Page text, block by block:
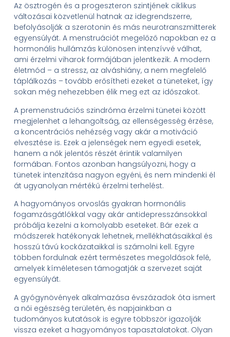
Az ösztrogén és a progeszteron szintjének ciklikus
változásai közvetlenül hatnak az idegrendszerre,
befolyásolják a szerotonin és más neurotranszmitterek
egyensúlyát. A menstruációt megelőző napokban ez a
hormonális hullámzás különösen intenzívvé válhat,
ami érzelmi viharok formájában jelentkezik. A modern
életmód – a stressz, az alváshiány, a nem megfelelő
táplálkozás – tovább erősítheti ezeket a tüneteket, így
sokan még nehezebben élik meg ezt az időszakot.
A premenstruációs szindróma érzelmi tünetei között
megjelenhet a lehangoltság, az ellenségesség érzése,
a koncentrációs nehézség vagy akár a motiváció
elvesztése is. Ezek a jelenségek nem egyedi esetek,
hanem a nők jelentős részét érintik valamilyen
formában. Fontos azonban hangsúlyozni, hogy a
tünetek intenzitása nagyon egyéni, és nem mindenki él
át ugyanolyan mértékű érzelmi terhelést.
A hagyományos orvoslás gyakran hormonális
fogamzásgátlókkal vagy akár antidepresszánsokkal
próbálja kezelni a komolyabb eseteket. Bár ezek a
módszerek hatékonyak lehetnek, mellékhatásaikkal és
hosszú távú kockázataikkal is számolni kell. Egyre
többen fordulnak ezért természetes megoldások felé,
amelyek kíméletesen támogatják a szervezet saját
egyensúlyát.
A gyógynövények alkalmazása évszázadok óta ismert
a női egészség területén, és napjainkban a
tudományos kutatások is egyre többször igazolják
vissza ezeket a hagyományos tapasztalatokat. Olyan